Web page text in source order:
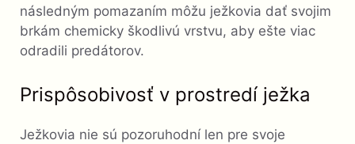
následným pomazaním môžu ježkovia dať svojim
brkám chemicky škodlivú vrstvu, aby ešte viac
odradili predátorov.
Prispôsobivosť v prostredí ježka
Ježkovia nie sú pozoruhodní len pre svoje